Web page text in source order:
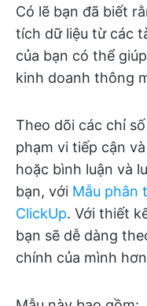
Có lẽ bạn đã biết
tích dữ liệu từ các
của bạn có thể
kinh doanh thông
Theo dõi các chỉ
phạm vi tiếp cận
hoặc bình luận và
bạn, với Mẫu phân
ClickUp. Với thiết
bạn sẽ dễ dàng
chính của mình